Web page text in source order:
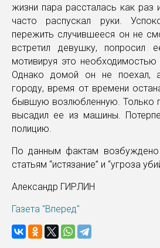
жизни пара рассталась как раз
часто распускал руки.
пережить случившееся он не
встретил девушку, попросил
мотивируя это
Однако домой он не поехал,
городу, время от времени
бывшую возлюбленную. Только
высадил ее из машины.
полицию.
По данным фактам
статьям “истязание” и “угроза
Александр ГИРЛИН
Газета "Вперед"